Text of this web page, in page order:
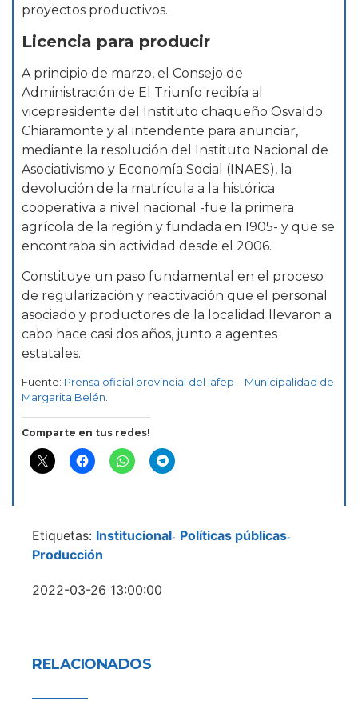
proyectos productivos.
Licencia para producir
A principio de marzo, el Consejo de
Administración de El Triunfo recibía al
vicepresidente del Instituto chaqueño Osvaldo
Chiaramonte y al intendente para anunciar,
mediante la resolución del Instituto Nacional de
Asociativismo y Economía Social (INAES), la
devolución de la matrícula a la histórica
cooperativa a nivel nacional -fue la primera
agrícola de la región y fundada en 1905- y que se
encontraba sin actividad desde el 2006.
Constituye un paso fundamental en el proceso
de regularización y reactivación que el personal
asociado y productores de la localidad llevaron a
cabo hace casi dos años, junto a agentes
estatales.
Fuente: Prensa oficial provincial del Iafep – Municipalidad de
Margarita Belén.
Comparte en tus redes!
Etiquetas: Institucional- Políticas públicas-
Producción
2022-03-26 13:00:00
RELACIONADOS